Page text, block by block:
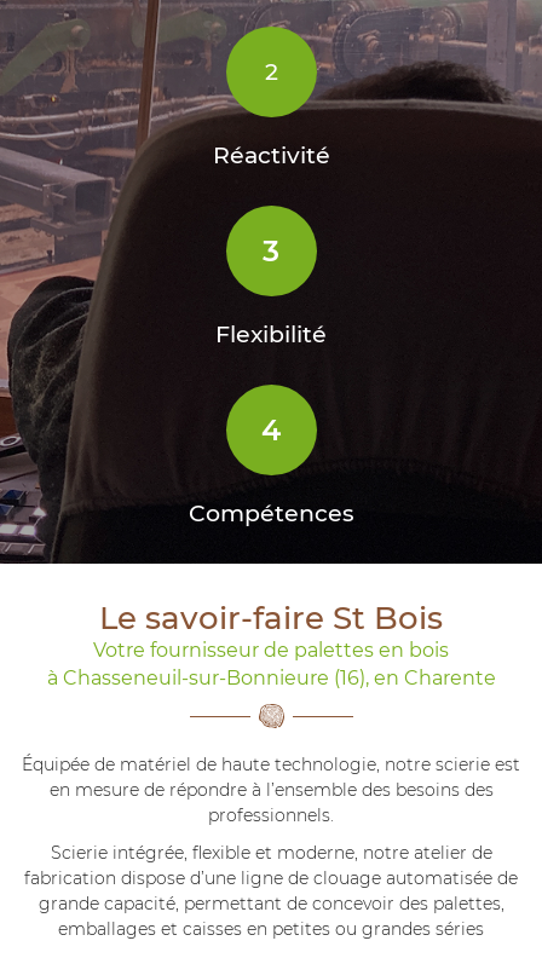
2
Réactivité
3
Flexibilité
4
Compétences
Le savoir-faire St Bois
Votre fournisseur de palettes en bois
à Chasseneuil-sur-Bonnieure (16), en Charente
Équipée de matériel de haute technologie, notre scierie est
en mesure de répondre à l’ensemble des besoins des
professionnels.
Scierie intégrée, flexible et moderne, notre atelier de
fabrication dispose d’une ligne de clouage automatisée de
grande capacité, permettant de concevoir des palettes,
emballages et caisses en petites ou grandes séries